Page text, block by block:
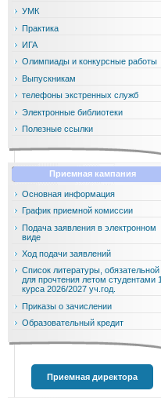
УМК
Практика
ИГА
Олимпиады и конкурсные работы
Выпускникам
телефоны экстренных служб
Электронные библиотеки
Полезные ссылки
Приемная кампания
Основная информация
График приемной комиссии
Подача заявления в электронном
виде
Ход подачи заявлений
Список литературы, обязательной
для прочтения летом студентами 1
курса 2026/2027 уч.год.
Приказы о зачислении
Образовательный кредит
Приемная директора